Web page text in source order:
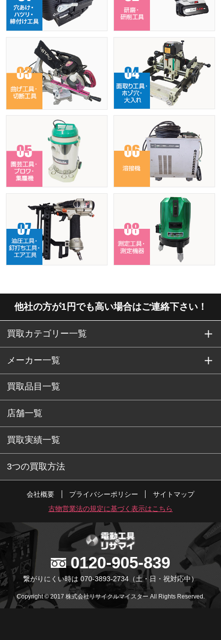
他社の方が1円でも高い場合はご連絡下さい！
買取カテゴリー一覧
メーカー一覧
買取品目一覧
店舗一覧
買取実績一覧
3つの買取方法
会社概要 プライバシーポリシー
サイトマップ
古物営業法の規定に基づく表示はこちら
0120-905-839
繋がりにくい時は 070-3893-2734 （土・日・祝対応中）
Copyright © 2017 株式会社リサイクルマイスター All Rights Reserved.